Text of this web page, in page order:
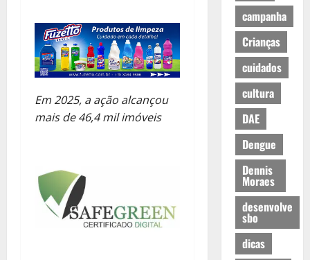
Em 2025, a ação alcançou
mais de 46,4 mil imóveis
campanha
Crianças
cuidados
cultura
DAE
Dengue
Dennis
Moraes
desenvolve
sbo
dicas